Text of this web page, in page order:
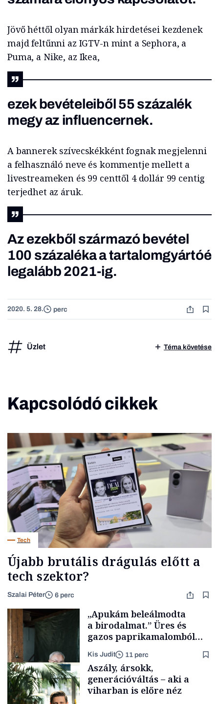
Jövő héttől olyan márkák hirdetései kezdenek
majd feltűnni az IGTV-n mint a Sephora, a
Puma, a Nike, az Ikea,
ezek bevételeiből 55 százalék
megy az influencernek.
A bannerek szívecskékként fognak megjelenni
a felhasználó neve és kommentje mellett a
livestreameken és 99 centtől 4 dollár 99 centig
terjedhet az áruk.
Az ezekből származó bevétel
100 százaléka a tartalomgyártóé
legalább 2021-ig.
2020. 5. 28. perc
Üzlet Téma követése
Kapcsolódó cikkek
Tech
Újabb brutális drágulás előtt a
tech szektor?
Szalai Péter 6 perc
„Apukám beleálmodta
a birodalmat.” Üres és
gazos paprikamalomból
lett az igazi családi
fűszersztori
Kis Judit 11 perc
Aszály, ársokk,
generációváltás – aki a
viharban is előre néz